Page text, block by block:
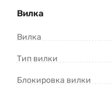
Вилка
Вилка
Тип вилки
Блокировка вилки